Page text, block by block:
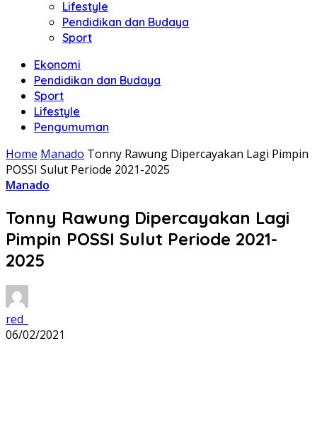
Lifestyle
Pendidikan dan Budaya
Sport
Ekonomi
Pendidikan dan Budaya
Sport
Lifestyle
Pengumuman
Home Manado Tonny Rawung Dipercayakan Lagi Pimpin
POSSI Sulut Periode 2021-2025
Manado
Tonny Rawung Dipercayakan Lagi
Pimpin POSSI Sulut Periode 2021-
2025
red_
06/02/2021